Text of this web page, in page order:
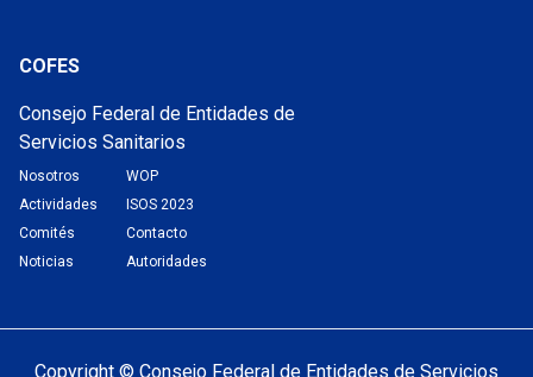
COFES
Consejo Federal de Entidades de
Servicios Sanitarios
Nosotros
Actividades
Comités
Noticias
WOP
ISOS 2023
Contacto
Autoridades
Copyright © Consejo Federal de Entidades de Servicios